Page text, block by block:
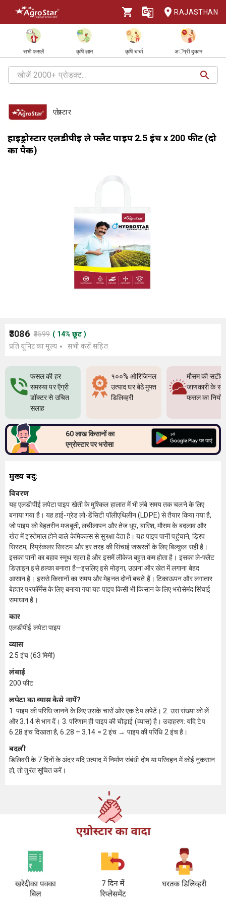
RAJASTHAN
सभी फसलें कृषि ज्ञान कृषि चर्चा अॅग्री दुकान
एग्रोस्टार
हाइड्रोस्टार एलडीपीई ले फ्लैट पाइप 2.5 इंच x 200 फीट (दो
का पैक)
₹3086 ₹3599 ( 14% छूट )
प्रति यूनिट का मूल्य
सभी करों सहित
फसल की हर
समस्या पर ऍग्री
डॉक्टर से उचित
सलाह
१००% ओरिजिनल
उत्पाद घर बेठे मुफ्त
डिलिव्हरी
मौसम की सटीक
जाणकारी के
फसल का
60 लाख किसानों का
एग्रोस्टार पर भरोसा
मुख्य बिंदु:
विवरण
यह एलडीपीई लपेटा पाइप खेती के मुश्किल हालात में भी लंबे समय तक चलने के लिए
बनाया गया है। यह हाई-ग्रेड लो-डेंसिटी पॉलीएथिलीन (LDPE) से तैयार किया गया है,
जो पाइप को बेहतरीन मजबूती, लचीलापन और तेज धूप, बारिश, मौसम के बदलाव और
खेत में इस्तेमाल होने वाले केमिकल्स से सुरक्षा देता है। यह पाइप पानी पहुंचाने, ड्रिप
सिस्टम, स्प्रिंकलर सिस्टम और हर तरह की सिंचाई जरूरतों के लिए बिल्कुल सही है।
इसका पानी का बहाव स्मूथ रहता है और इसमें लीकेज बहुत कम होता है। इसका ले-फ्लैट
डिज़ाइन इसे हल्का बनाता है—इसलिए इसे मोड़ना, उठाना और खेत में लगाना बेहद
आसान है। इससे किसानों का समय और मेहनत दोनों बचते हैं। टिकाऊपन और लगातार
बेहतर परफॉर्मेंस के लिए बनाया गया यह पाइप किसी भी किसान के लिए भरोसेमंद सिंचाई
समाधान है।
प्रकार
एलडीपीई लपेटा पाइप
व्यास
2.5 इंच (63 मिमी)
लंबाई
200 फीट
लपेटा का व्यास कैसे नापें?
1. पाइप की परिधि जानने के लिए उसके चारों ओर एक टेप लपेटें। 2. उस संख्या को लें
और 3.14 से भाग दें। 3. परिणाम ही पाइप की चौड़ाई (व्यास) है। उदाहरण: यदि टेप
6.28 इंच दिखाता है, 6.28 ÷ 3.14 = 2 इंच → पाइप की परिधि 2 इंच है।
बदली
डिलिवरी के 7 दिनों के अंदर यदि उत्पाद में निर्माण संबंधी दोष या परिवहन में कोई नुकसान
हो, तो तुरंत सूचित करें।